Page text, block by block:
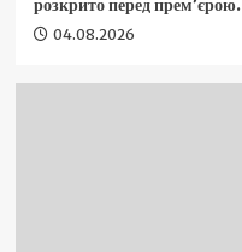
розкрито перед прем’єрою.
04.08.2026